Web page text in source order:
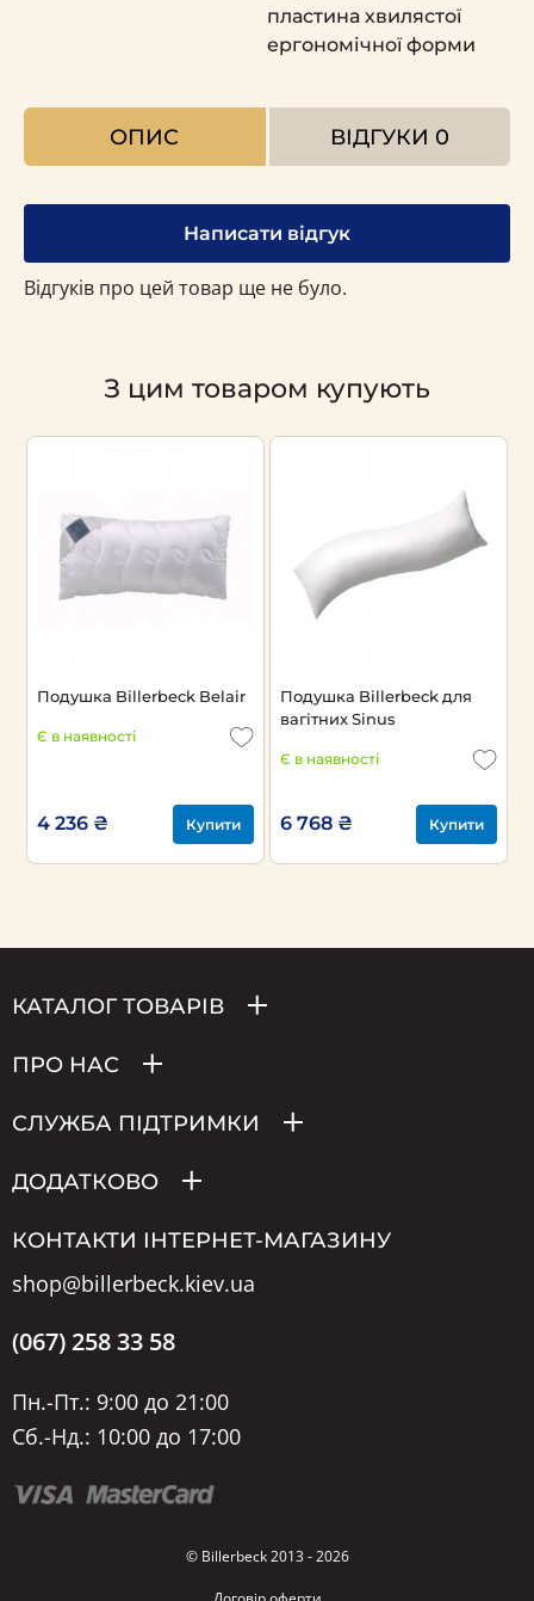
пластина хвилястої
ергономічної форми
ОПИС ВІДГУКИ 0
Написати відгук
Відгуків про цей товар ще не було.
З цим товаром купують
Подушка Billerbeck Belair
Є в наявності
4 236 ₴ Купити
Подушка Billerbeck для
вагітних Sinus
Є в наявності
6 768 ₴ Купити
КАТАЛОГ ТОВАРІВ
ПРО НАС
СЛУЖБА ПІДТРИМКИ
ДОДАТКОВО
КОНТАКТИ ІНТЕРНЕТ-МАГАЗИНУ
shop@billerbeck.kiev.ua
(067) 258 33 58
Пн.-Пт.: 9:00 до 21:00
Сб.-Нд.: 10:00 до 17:00
© Billerbeck 2013 - 2026